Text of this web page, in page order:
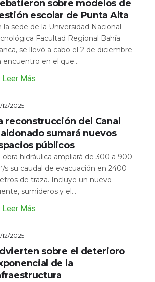
sobre modelos de
escolar de Punta Alta
la sede de la Universidad Nacional
Facultad Regional Bahía
se llevó a cabo el 2 de diciembre
encuentro en el que...
Leer Más
12/2025
reconstrucción del Canal
sumará nuevos
públicos
obra hidráulica ampliará de 300 a 900
s su caudal de evacuación en 2400
de traza. Incluye un nuevo
sumideros y el...
Leer Más
12/2025
sobre el deterioro
de la